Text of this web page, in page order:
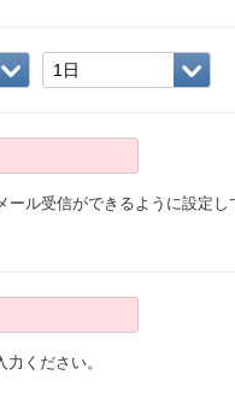
ル受信ができるように設定し
ください。